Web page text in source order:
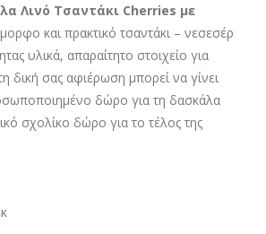
Λινό Τσαντάκι Cherries με
και πρακτικό τσαντάκι – νεσεσέρ
υλικά, απαραίτητο στοιχείο για
δική σας αφιέρωση μπορεί να γίνει
δώρο για τη δασκάλα
σχολίκο δώρο για το τέλος της